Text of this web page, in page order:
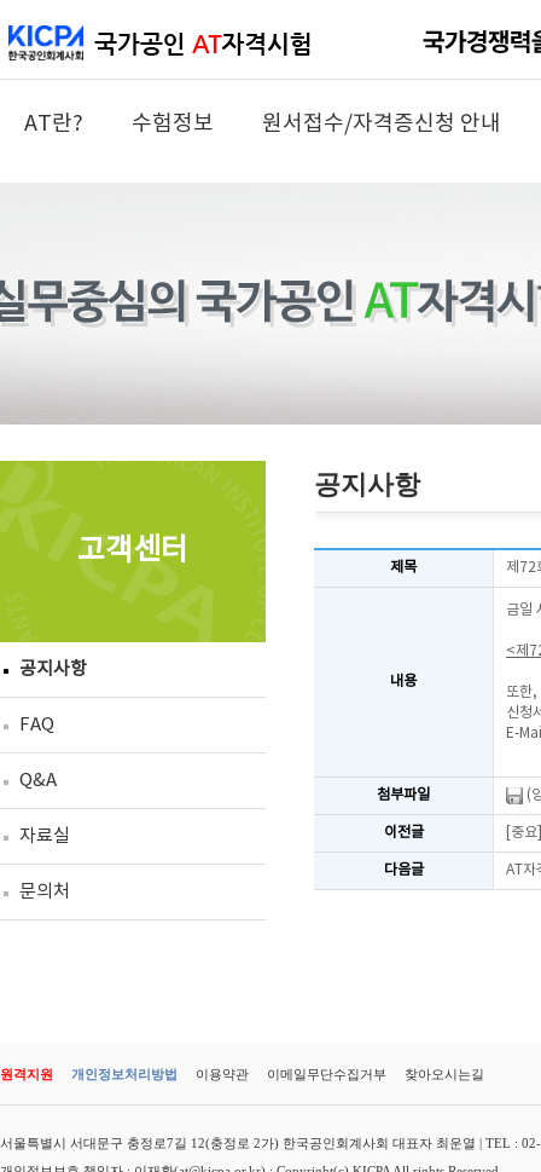
AT란? 수험정보 원서접수/자격증신청 안내
고객센터
공지사항
FAQ
Q&A
자료실
문의처
공지사항
제목 제72
내용
금일
<제
또한
신청
E-
첨부파일 (
이전글 [중
다음글 AT자
원격지원 개인정보처리방법 이용약관 이메일무단수집거부 찾아오시는길
서울특별시 서대문구 충정로7길 12(충정로 2가) 한국공인회계사회 대표자 최운열 | TEL :